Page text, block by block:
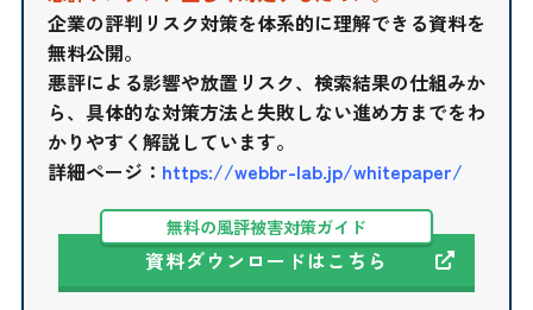
企業の評判リスク対策を体系的に理解できる資料を
無料公開。
悪評による影響や放置リスク、検索結果の仕組みか
ら、具体的な対策方法と失敗しない進め方までをわ
かりやすく解説しています。
詳細ページ： https://webbr-lab.jp/whitepaper/
無料の風評被害対策ガイド
資料ダウンロードはこちら